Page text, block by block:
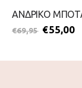
€69,95 €55,00